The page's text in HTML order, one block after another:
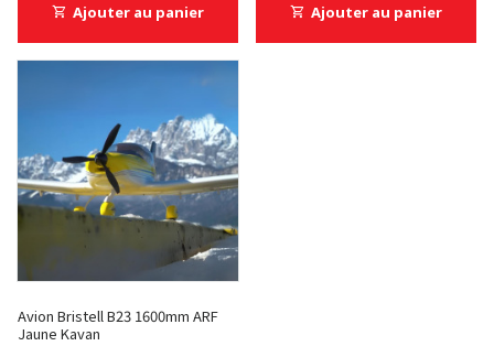
Ajouter au panier Ajouter au panier
Avion Bristell B23 1600mm ARF
Jaune Kavan